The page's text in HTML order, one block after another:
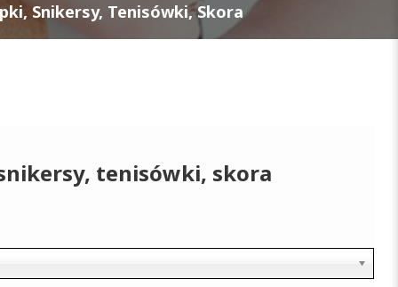
Snikersy, Tenisówki, Skora
tenisówki, skora